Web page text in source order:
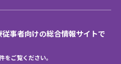
事者向けの総合情報サイトで
をご覧ください。